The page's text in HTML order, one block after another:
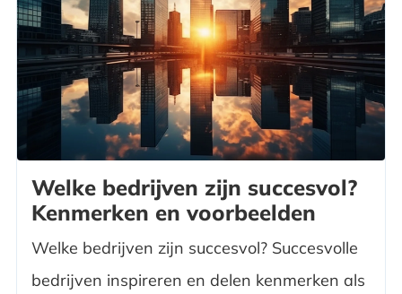
Welke bedrijven zijn succesvol?
Kenmerken en voorbeelden
Welke bedrijven zijn succesvol? Succesvolle
bedrijven inspireren en delen kenmerken als